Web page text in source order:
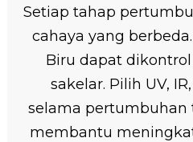
Setiap tahap
cahaya yang
Biru dapat dikontrol
sakelar. Pilih UV,
selama pertumbuhan
membantu